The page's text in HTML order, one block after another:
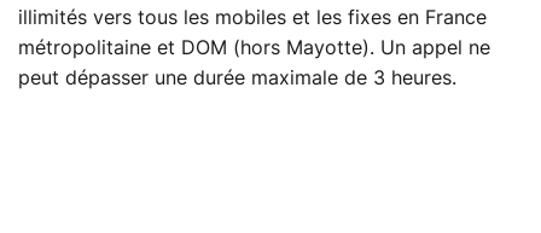
illimités vers tous les mobiles et les fixes en France
métropolitaine et DOM (hors Mayotte). Un appel ne
peut dépasser une durée maximale de 3 heures.